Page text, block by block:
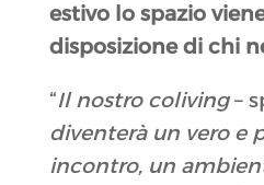
estivo lo spazio
disposizione di chi
“Il nostro coliving–
diventerà un vero e
incontro, un